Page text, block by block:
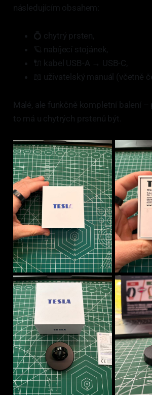
následujícím obsahem:
💍 chytrý prsten,
🪐 nabíjecí stojánek,
🔌 kabel USB-A → USB-C,
📖 uživatelský manuál (včetně
Malé, ale funkčně kompletní balení –
to má u chytrých prstenů být.